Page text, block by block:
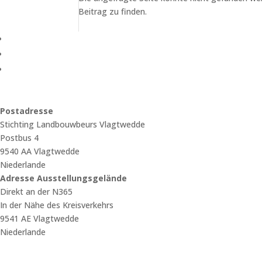
Beitrag zu finden.
Postadresse
Stichting Landbouwbeurs Vlagtwedde
Postbus 4
9540 AA Vlagtwedde
Niederlande
Adresse Ausstellungsgelände
Direkt an der N365
In der Nähe des Kreisverkehrs
9541 AE Vlagtwedde
Niederlande